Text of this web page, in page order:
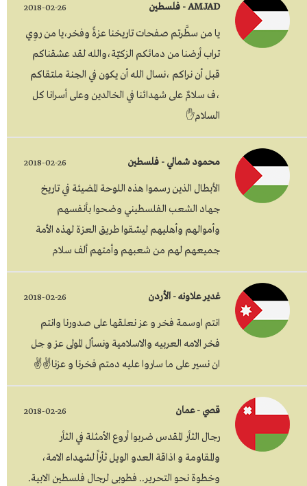
AMJAD - فلسطين 2018-02-26
يا من سطَّرتم صفحات تاريخنا عزةً وفخر،يا من روِي
تراب أرضنا من دمائكم الزكيّة،والله لقد عشقناكم
قبل أن نراكم ،نسال الله أن يكون في الجنة ملتقاكم
،ف سلامٌ على شهدائنا في الخالدين وعلى أسرانا كل
السلام✋
محمود شمالي - فلسطين 2018-02-26
الأبطال الذين رسموا هذه اللوحة المضيئة في تاريخ
جهاد الشعب الفلسطيني وضحوا بأنفسهم
وأموالهم وأهليهم ليشقوا طريق العزة لهذه الأمة
جميعهم لهم من شعبهم وأمتهم ألف سلام
غدير علاونه - الأردن 2018-02-26
انتم اوسمة فخر و عز نعلقها على صدورنا وانتم
فخر الامه العربيه والاسلامية ونسأل المولى عز و جل
ان نسير على ما ساروا عليه دمتم فخرنا و عزنا✌✌
قصي - عمان 2018-02-26
رجال الثأر المقدس ضربوا أروع الأمثلة في الثأر
والمقاومة و اذاقة العدو الويل ثأراً لشهداء الامة،
وخطوة نحو التحرير.. فطوبى لرجال فلسطين الابية.